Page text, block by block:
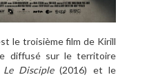
le troisième film de Kirill
diffusé sur le territoire
Le Disciple(2016) et le